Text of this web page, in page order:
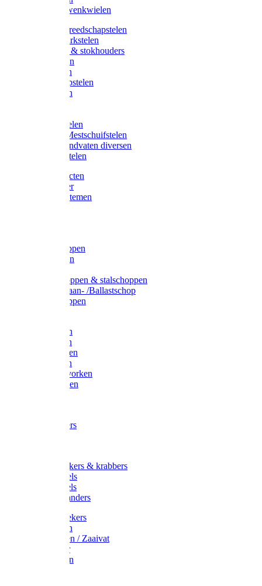
Bok- en Zwenkwielen
Overige gereedschapstelen
Bezem-/Harkstelen
Handvaten & stokhouders
Hamerstelen
Spadestelen
Graanschopstelen
Schopstelen
Gardena stelen
Sneeuw- /Mestschuifstelen
Stelen / Handvaten diversen
Telescoopstelen
Tuin producten
Fruitplukker
Ophangsystemen
Betonschoppen
Schepbatsen
Ballastschoppen & stalschoppen
Slijtsrip Graan- /Ballastschop
Graanschoppen
Hooivorken
Mestvorken
Bietenvorken
Maisvorken
Aardappelvorken
Vijgenvorken
Tuinkrabbers
Onkruidstekers & krabbers
Hartschoffels
Ruitschoffels
Onkruidbranders
Graskantstekers
Verticuteren
Strooiwagen / Zaaivat
Grasmaaier
Grasscharen